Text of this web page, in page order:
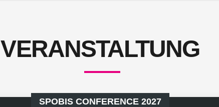
VERANSTALTUNG
SPOBIS CONFERENCE 2027